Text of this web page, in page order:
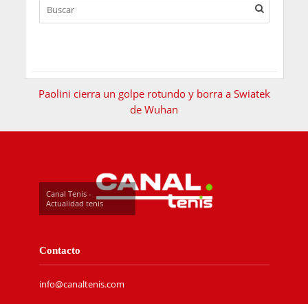
Paolini cierra un golpe rotundo y borra a Swiatek
de Wuhan
Canal Tenis -
Actualidad tenis
Contacto
info@canaltenis.com